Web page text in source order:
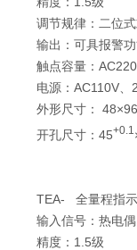
调节规律：二位
输出：可具报警
触点容量：
电源：AC110V
外形尺寸：
开孔尺寸：45+0.1
TEA- 全量程指
输入信号：热电
精度：1.5级